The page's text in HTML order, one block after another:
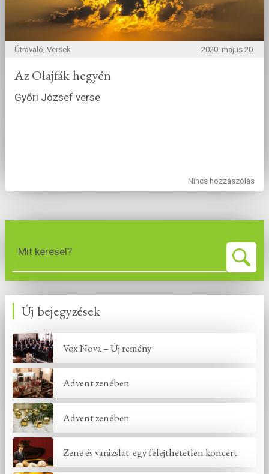
Útravaló, Versek 2020. május 20.
Az Olajfák hegyén
Győri József verse
Nincs hozzászólás
Mit keresel?
Új bejegyzések
Vox Nova – Új remény
Advent zenében
Advent zenében
Zene és varázslat: egy felejthetetlen koncert